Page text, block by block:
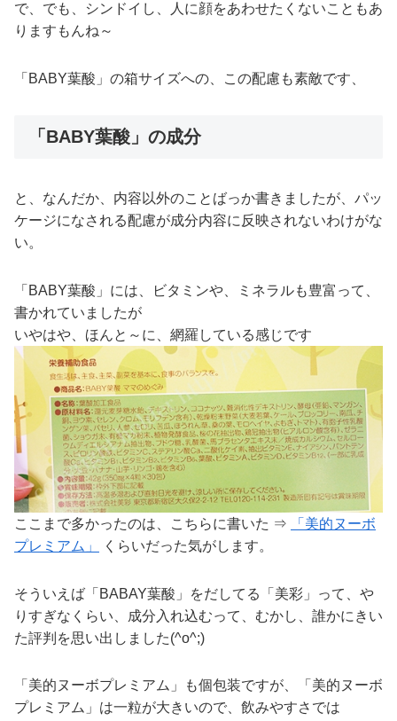
で、でも、シンドイし、人に顔をあわせたくないこともあ
りますもんね～
「BABY葉酸」の箱サイズへの、この配慮も素敵です、
「BABY葉酸」の成分
と、なんだか、内容以外のことばっか書きましたが、パッ
ケージになされる配慮が成分内容に反映されないわけがな
い。
「BABY葉酸」には、ビタミンや、ミネラルも豊富って、
書かれていましたが
いやはや、ほんと～に、網羅している感じです
ここまで多かったのは、こちらに書いた ⇒
「美的ヌーボ
プレミアム」
くらいだった気がします。
そういえば「BABAY葉酸」をだしてる「美彩」って、や
りすぎなくらい、成分入れ込むって、むかし、誰かにきい
た評判を思い出しました(^o^;)
「美的ヌーボプレミアム」も個包装ですが、「美的ヌーボ
プレミアム」は一粒が大きいので、飲みやすさでは